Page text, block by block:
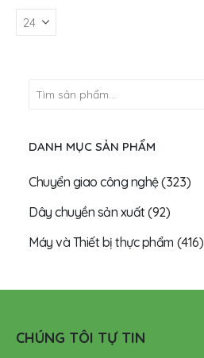
DANH MỤC SẢN PHẨM
Chuyển giao công nghệ(323)
Dây chuyền sản xuất(92)
Máy và Thiết bị thực phẩm (416)
CHÚNG TÔI TỰ TIN